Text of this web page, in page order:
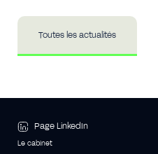
Toutes les actualités
Page LinkedIn
Le cabinet